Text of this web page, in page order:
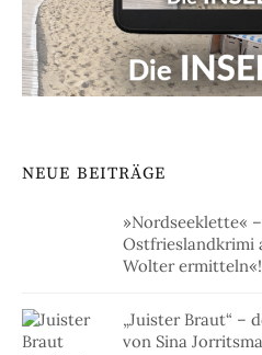
NEUE BEITRÄGE
»Nordseeklette«
Ostfrieslandkrimi
Wolter ermitteln«!
„Juister Braut“ –
von Sina